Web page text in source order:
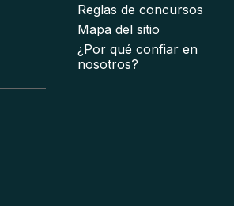
Reglas de concursos
Mapa del sitio
¿Por qué confiar en
nosotros?